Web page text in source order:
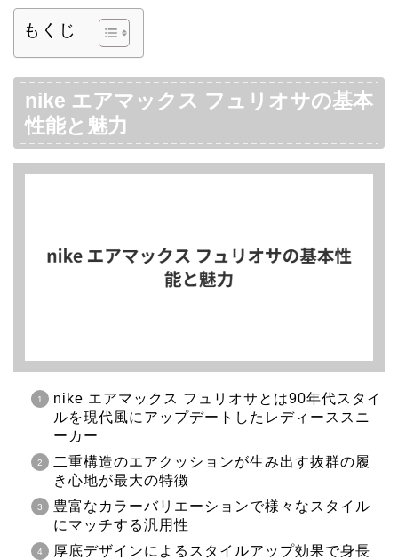
もくじ
nike エアマックス フュリオサの基本
性能と魅力
nike エアマックス フュリオサとは90年代スタイ
ルを現代風にアップデートしたレディーススニ
ーカー
二重構造のエアクッションが生み出す抜群の履
き心地が最大の特徴
豊富なカラーバリエーションで様々なスタイル
にマッチする汎用性
厚底デザインによるスタイルアップ効果で身長